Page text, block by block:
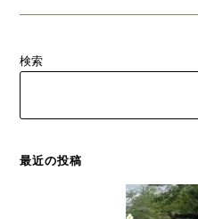
検索
最近の投稿